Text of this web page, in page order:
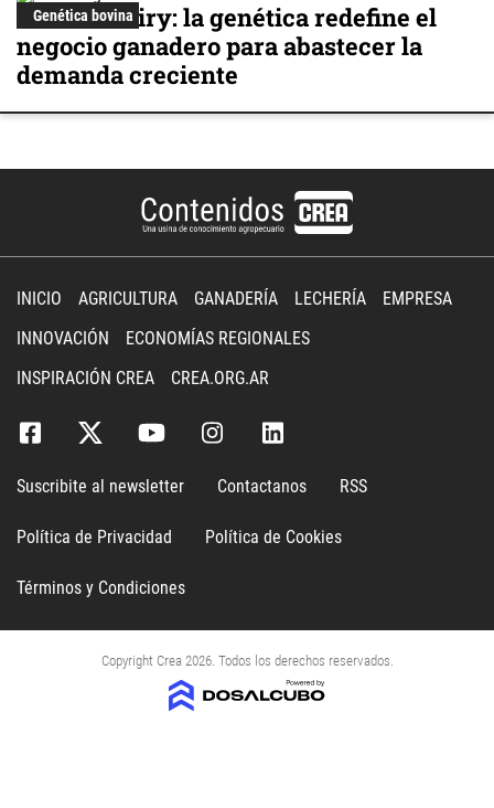
Genética bovina
Beef on Dairy: la genética redefine el
negocio ganadero para abastecer la
demanda creciente
INICIO AGRICULTURA GANADERÍA LECHERÍA
EMPRESA
INNOVACIÓN
ECONOMÍAS REGIONALES
INSPIRACIÓN CREA
CREA.ORG.AR
Suscribite al newsletter Contactanos RSS
Política de Privacidad Política de Cookies
Términos y Condiciones
Copyright Crea 2026. Todos los derechos reservados.